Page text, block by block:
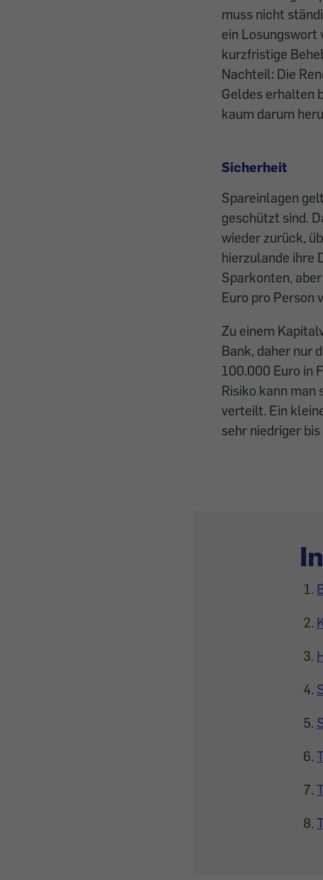
muss nicht
ein Losungswort
kurzfristige
Nachteil: Die
Geldes erhalten
kaum darum
Sicherheit
Spareinlagen
geschützt sind.
wieder zurück,
hierzulande ihre
Sparkonten,
Euro pro Person
Zu einem
Bank, daher nur
100.000 Euro in
Risiko kann man
verteilt. Ein
sehr niedriger